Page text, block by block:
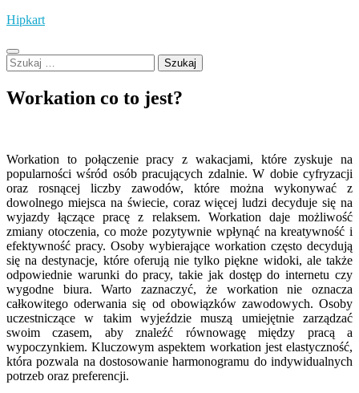
Skip
content
Hipkart
Szukaj:
Workation co to jest?
Workation to połączenie pracy z wakacjami, które zyskuje na
popularności wśród osób pracujących zdalnie. W dobie cyfryzacji
oraz rosnącej liczby zawodów, które można wykonywać z
dowolnego miejsca na świecie, coraz więcej ludzi decyduje się na
wyjazdy łączące pracę z relaksem. Workation daje możliwość
zmiany otoczenia, co może pozytywnie wpłynąć na kreatywność i
efektywność pracy. Osoby wybierające workation często decydują
się na destynacje, które oferują nie tylko piękne widoki, ale także
odpowiednie warunki do pracy, takie jak dostęp do internetu czy
wygodne biura. Warto zaznaczyć, że workation nie oznacza
całkowitego oderwania się od obowiązków zawodowych. Osoby
uczestniczące w takim wyjeździe muszą umiejętnie zarządzać
swoim czasem, aby znaleźć równowagę między pracą a
wypoczynkiem. Kluczowym aspektem workation jest elastyczność,
która pozwala na dostosowanie harmonogramu do indywidualnych
potrzeb oraz preferencji.